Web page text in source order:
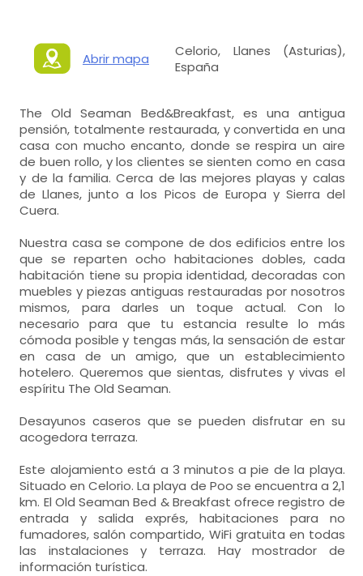
Abrir mapa
Celorio, Llanes (Asturias),
España
The Old Seaman Bed&Breakfast, es una antigua
pensión, totalmente restaurada, y convertida en una
casa con mucho encanto, donde se respira un aire
de buen rollo, y los clientes se sienten como en casa
y de la familia. Cerca de las mejores playas y calas
de Llanes, junto a los Picos de Europa y Sierra del
Cuera.
Nuestra casa se compone de dos edificios entre los
que se reparten ocho habitaciones dobles, cada
habitación tiene su propia identidad, decoradas con
muebles y piezas antiguas restauradas por nosotros
mismos, para darles un toque actual. Con lo
necesario para que tu estancia resulte lo más
cómoda posible y tengas más, la sensación de estar
en casa de un amigo, que un establecimiento
hotelero. Queremos que sientas, disfrutes y vivas el
espíritu The Old Seaman.
Desayunos caseros que se pueden disfrutar en su
acogedora terraza.
Este alojamiento está a 3 minutos a pie de la playa.
Situado en Celorio. La playa de Poo se encuentra a 2,1
km. El Old Seaman Bed & Breakfast ofrece registro de
entrada y salida exprés, habitaciones para no
fumadores, salón compartido, WiFi gratuita en todas
las instalaciones y terraza. Hay mostrador de
información turística.